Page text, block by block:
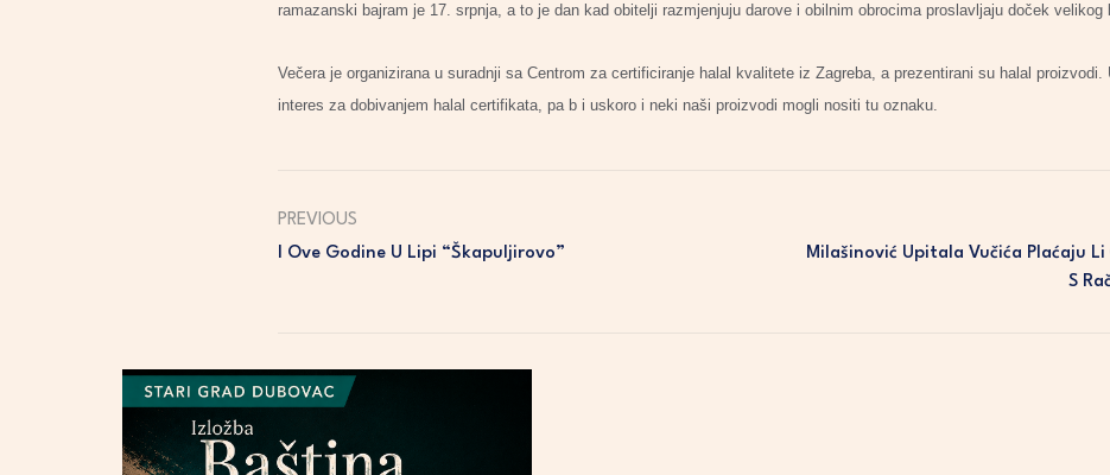
ramazanski bajram je 17. srpnja, a to je dan kad obitelji razmjenjuju darove i obilnim obrocima proslavljaju doček velikog
Večera je organizirana u suradnji sa Centrom za certificiranje halal kvalitete iz Zagreba, a prezentirani su halal
interes za dobivanjem halal certifikata, pa b i uskoro i neki naši proizvodi mogli nositi tu oznaku.
PREVIOUS
I Ove Godine U Lipi “Škapuljirovo”
Milašinović Upitala Vučića Plaćaju
S